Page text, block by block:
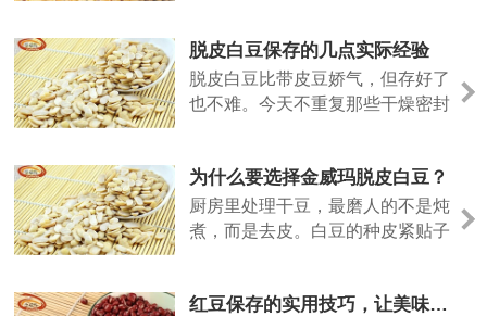
脱皮白豆保存的几点实际经验
脱皮白豆比带皮豆娇气，但存好了
也不难。今天不重复那些干燥密封
为什么要选择金威玛脱皮白豆？
厨房里处理干豆，最磨人的不是炖
煮，而是去皮。白豆的种皮紧贴子
豆，就是把这道工序留在工厂，让
红豆保存的实用技巧，让美味更长久